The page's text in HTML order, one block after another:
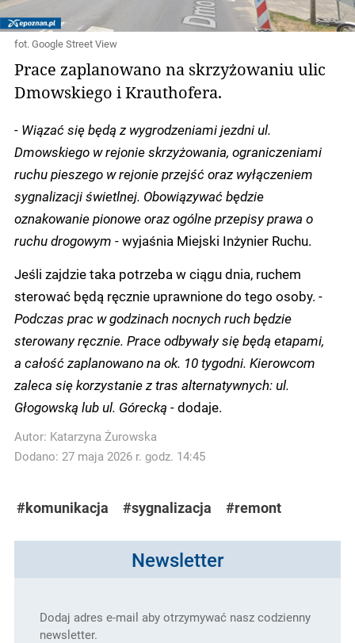
fot. Google Street View
Prace zaplanowano na skrzyżowaniu ulic
Dmowskiego i Krauthofera.
- Wiązać się będą z wygrodzeniami jezdni ul.
Dmowskiego w rejonie skrzyżowania, ograniczeniami
ruchu pieszego w rejonie przejść oraz wyłączeniem
sygnalizacji świetlnej. Obowiązywać będzie
oznakowanie pionowe oraz ogólne przepisy prawa o
ruchu drogowym -wyjaśnia Miejski Inżynier Ruchu.
Jeśli zajdzie taka potrzeba w ciągu dnia, ruchem
sterować będą ręcznie uprawnione do tego osoby. -
Podczas prac w godzinach nocnych ruch będzie
sterowany ręcznie. Prace odbywały się będą etapami,
a całość zaplanowano na ok. 10 tygodni. Kierowcom
zaleca się korzystanie z tras alternatywnych: ul.
Głogowską lub ul. Górecką -dodaje.
Autor: Katarzyna Żurowska
Dodano: 27 maja 2026 r. godz. 14:45
#komunikacja #sygnalizacja #remont
Newsletter
Dodaj adres e-mail aby otrzymywać nasz codzienny
newsletter.